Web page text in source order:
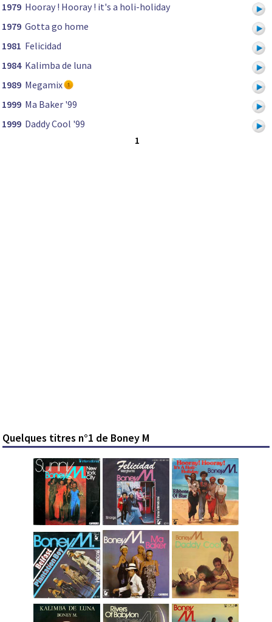
1979 Hooray ! Hooray ! it's a holi-holiday
1979 Gotta go home
1981 Felicidad
1984 Kalimba de luna
1989 Megamix
1999 Ma Baker '99
1999 Daddy Cool '99
1
Quelques titres n°1 de Boney M